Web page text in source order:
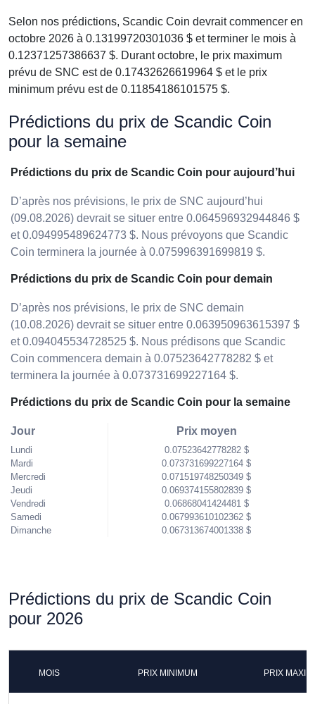
Selon nos prédictions, Scandic Coin devrait commencer en
octobre 2026 à 0.13199720301036 $ et terminer le mois à
0.12371257386637 $. Durant octobre, le prix maximum
prévu de SNC est de 0.17432626619964 $ et le prix
minimum prévu est de 0.11854186101575 $.
Prédictions du prix de Scandic Coin
pour la semaine
Prédictions du prix de Scandic Coin pour aujourd’hui
D’après nos prévisions, le prix de SNC aujourd’hui
(09.08.2026) devrait se situer entre 0.064596932944846 $
et 0.094995489624773 $. Nous prévoyons que Scandic
Coin terminera la journée à 0.075996391699819 $.
Prédictions du prix de Scandic Coin pour demain
D’après nos prévisions, le prix de SNC demain
(10.08.2026) devrait se situer entre 0.063950963615397 $
et 0.094045534728525 $. Nous prédisons que Scandic
Coin commencera demain à 0.07523642778282 $ et
terminera la journée à 0.073731699227164 $.
Prédictions du prix de Scandic Coin pour la semaine
Jour
Lundi
Mardi
Mercredi
Jeudi
Vendredi
Samedi
Dimanche
Prix moyen
0.07523642778282 $
0.073731699227164 $
0.071519748250349 $
0.069374155802839 $
0.06868041424481 $
0.067993610102362 $
0.067313674001338 $
Prédictions du prix de Scandic Coin
pour 2026
MOIS PRIX MINIMUM PRIX